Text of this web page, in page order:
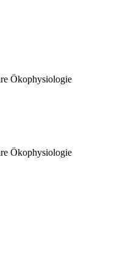
Ökophysiologie
Ökophysiologie